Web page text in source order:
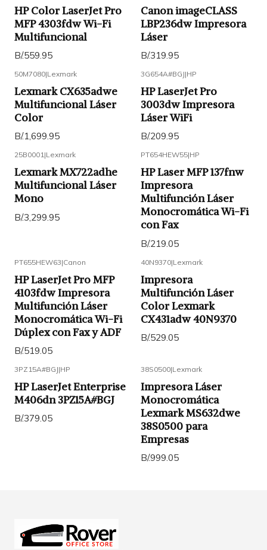
HP Color LaserJet Pro
MFP 4303fdw Wi-Fi
Multifuncional
B/.559.95
Canon imageCLASS
LBP236dw Impresora
Láser
B/.319.95
50M7080|Lexmark
Lexmark CX635adwe
Multifuncional Láser
Color
B/.1,699.95
3G654A#BGJ|HP
HP LaserJet Pro
3003dw Impresora
Láser WiFi
B/.209.95
25B0001|Lexmark
Lexmark MX722adhe
Multifuncional Láser
Mono
B/.3,299.95
PT654HEW55|HP
HP Laser MFP 137fnw
Impresora
Multifunción Láser
Monocromática Wi-Fi
con Fax
B/.219.05
PT655HEW63|Canon
HP LaserJet Pro MFP
4103fdw Impresora
Multifunción Láser
Monocromática Wi-Fi
Dúplex con Fax y ADF
B/.519.05
40N9370|Lexmark
Impresora
Multifunción Láser
Color Lexmark
CX431adw 40N9370
B/.529.05
3PZ15A#BGJ|HP
HP LaserJet Enterprise
M406dn 3PZ15A#BGJ
B/.379.05
38S0500|Lexmark
Impresora Láser
Monocromática
Lexmark MS632dwe
38S0500 para
Empresas
B/.999.05